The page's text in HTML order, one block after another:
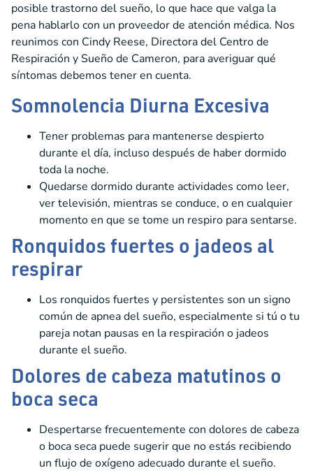
posible trastorno del sueño, lo que hace que valga la
pena hablarlo con un proveedor de atención médica. Nos
reunimos con Cindy Reese, Directora del Centro de
Respiración y Sueño de Cameron, para averiguar qué
síntomas debemos tener en cuenta.
Somnolencia Diurna Excesiva
Tener problemas para mantenerse despierto
durante el día, incluso después de haber dormido
toda la noche.
Quedarse dormido durante actividades como leer,
ver televisión, mientras se conduce, o en cualquier
momento en que se tome un respiro para sentarse.
Ronquidos fuertes o jadeos al
respirar
Los ronquidos fuertes y persistentes son un signo
común de apnea del sueño, especialmente si tú o tu
pareja notan pausas en la respiración o jadeos
durante el sueño.
Dolores de cabeza matutinos o
boca seca
Despertarse frecuentemente con dolores de cabeza
o boca seca puede sugerir que no estás recibiendo
un flujo de oxígeno adecuado durante el sueño.